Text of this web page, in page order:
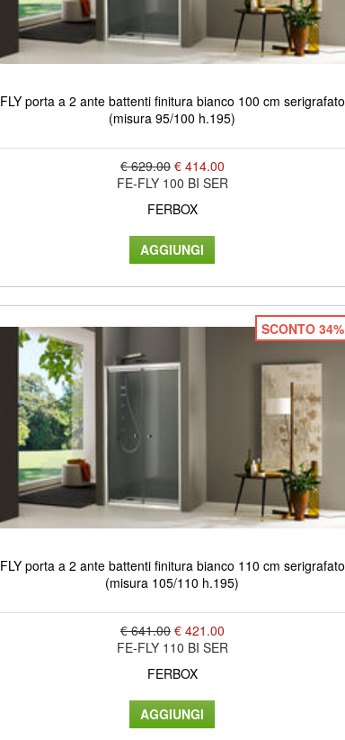
FLY porta a 2 ante battenti finitura bianco 100 cm serigrafato
(misura 95/100 h.195)
€ 629.00 € 414.00
FE-FLY 100 BI SER
FERBOX
SCONTO 34%
FLY porta a 2 ante battenti finitura bianco 110 cm serigrafato
(misura 105/110 h.195)
€ 641.00 € 421.00
FE-FLY 110 BI SER
FERBOX